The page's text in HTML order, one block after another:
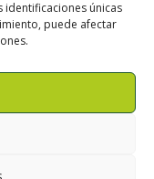
únicas
puede afectar
Sostenible